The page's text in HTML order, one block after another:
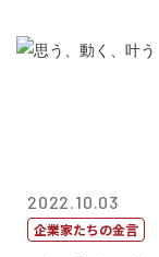
2022.10.03
企業家たちの金言